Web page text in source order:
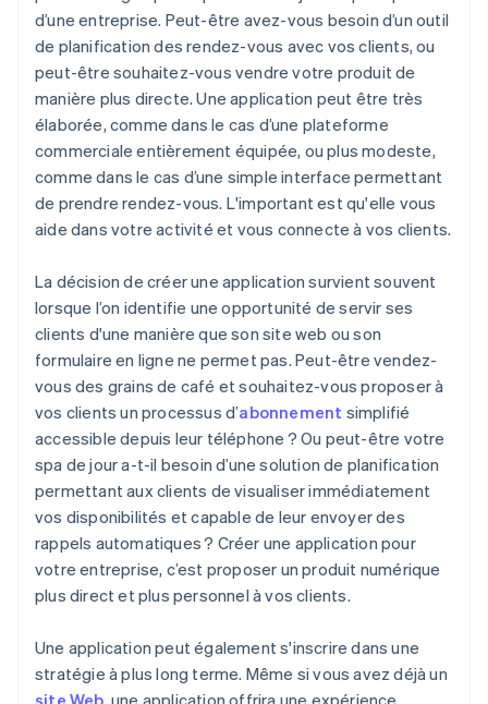
d’une entreprise. Peut-être avez-vous besoin d’un outil
de planification des rendez-vous avec vos clients, ou
peut-être souhaitez-vous vendre votre produit de
manière plus directe. Une application peut être très
élaborée, comme dans le cas d’une plateforme
commerciale entièrement équipée, ou plus modeste,
comme dans le cas d’une simple interface permettant
de prendre rendez-vous. L'important est qu'elle vous
aide dans votre activité et vous connecte à vos clients.
La décision de créer une application survient souvent
lorsque l’on identifie une opportunité de servir ses
clients d'une manière que son site web ou son
formulaire en ligne ne permet pas. Peut-être vendez-
vous des grains de café et souhaitez-vous proposer à
vos clients un processus d’abonnement simplifié
accessible depuis leur téléphone ? Ou peut-être votre
spa de jour a-t-il besoin d’une solution de planification
permettant aux clients de visualiser immédiatement
vos disponibilités et capable de leur envoyer des
rappels automatiques ? Créer une application pour
votre entreprise, c’est proposer un produit numérique
plus direct et plus personnel à vos clients.
Une application peut également s'inscrire dans une
stratégie à plus long terme. Même si vous avez déjà un